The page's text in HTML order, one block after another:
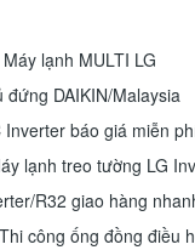
lạnh MULTI LG
DAIKIN/Malaysia
báo giá miễn
lạnh treo tường LG
R32 giao hàng
công ống đồng điều